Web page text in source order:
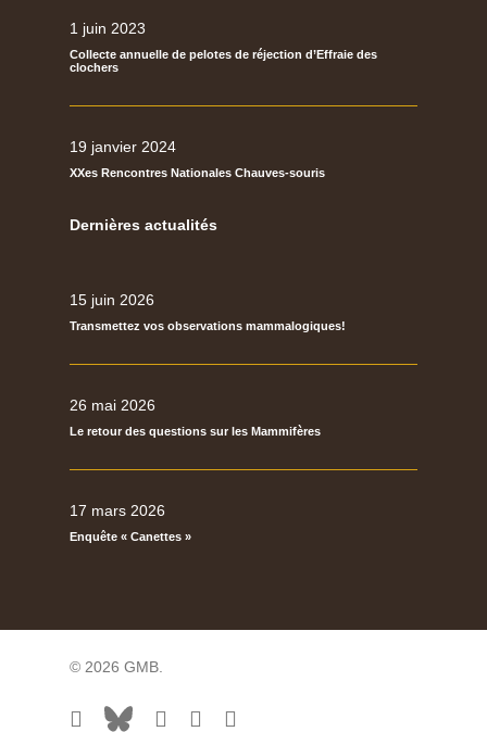
1 juin 2023
Collecte annuelle de pelotes de réjection d’Effraie des
clochers
19 janvier 2024
XXes Rencontres Nationales Chauves-souris
Dernières actualités
15 juin 2026
Transmettez vos observations mammalogiques!
26 mai 2026
Le retour des questions sur les Mammifères
17 mars 2026
Enquête « Canettes »
© 2026 GMB.
facebook
bluesky vimeoRSS flickr